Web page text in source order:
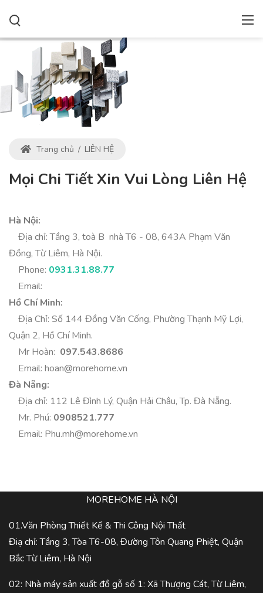
Trang chủ / LIÊN HỆ
Mọi Chi Tiết Xin Vui Lòng Liên Hệ
Hà Nội:
Địa chỉ: Tầng 3, toà B nhà T6 - 08, 643A Phạm Văn
Đồng, Từ Liêm, Hà Nội.
Phone: 0931.31.88.77
Email:
Hồ Chí Minh:
Địa Chỉ: Số 144 Đồng Văn Cống, Phường Thạnh Mỹ Lợi,
Quận 2, Hồ Chí Minh.
Mr Hoàn: 097.543.8686
Email: hoan@morehome.vn
Đà Nẵng:
Địa chỉ: 112 Lê Đình Lý, Quận Hải Châu, Tp. Đà Nẵng.
Mr. Phú: 0908521.777
Email: Phu.mh@morehome.vn
MOREHOME HÀ NỘI
01.Văn Phòng Thiết Kế & Thi Công Nội Thất
Điạ chỉ: Tầng 3, Tòa T6-08, Đường Tôn Quang Phiệt, Quận
Bắc Từ Liêm, Hà Nội
02: Nhà máy sản xuất đồ gỗ số 1: Xã Thượng Cát, Từ Liêm,